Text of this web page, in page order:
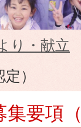
り・献立
）
集要項